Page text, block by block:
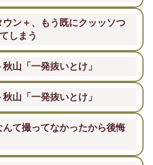
ウン＋、もう既にクッッソつ
しまう
秋山「一発抜いとけ」
秋山「一発抜いとけ」
て撮ってなかったから後悔